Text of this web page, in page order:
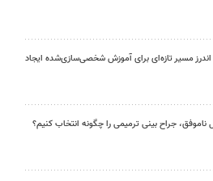
اندرز مسیر تازه‌ای برای آموزش شخصی‌سازی‌شده ایجاد
جراح بینی ترمیمی را چگونه انتخاب کنیم؟